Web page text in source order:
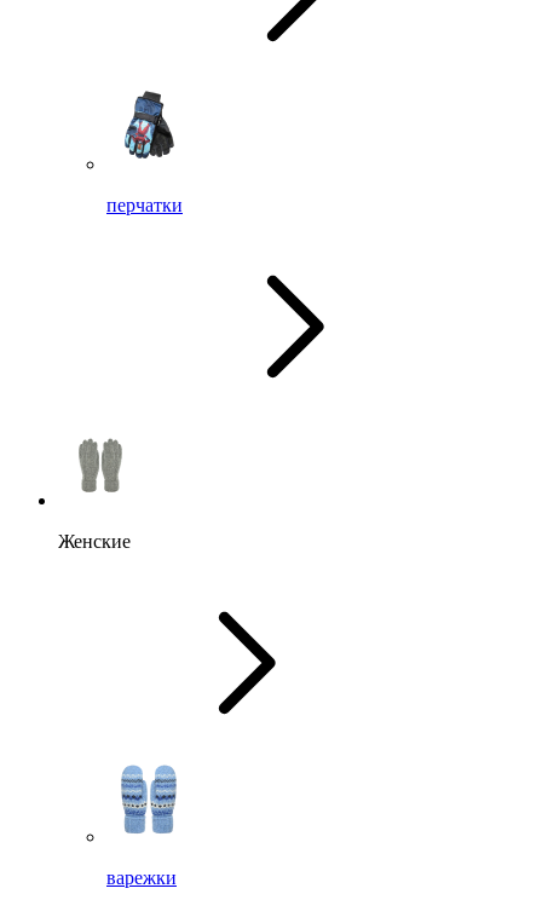
перчатки
Женские
варежки